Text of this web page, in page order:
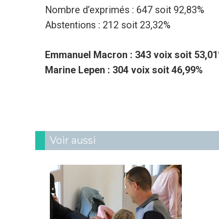
Nombre d’exprimés : 647 soit 92,83%
Abstentions : 212 soit 23,32%
Emmanuel Macron : 343 voix soit
Marine Lepen : 304 voix soit 46,99%
Voir aussi